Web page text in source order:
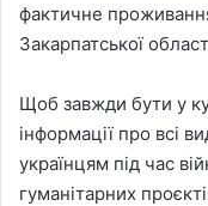
фактичне
Закарпатської
Щоб завжди бути у
інформації про всі
українцям під час
гуманітарних